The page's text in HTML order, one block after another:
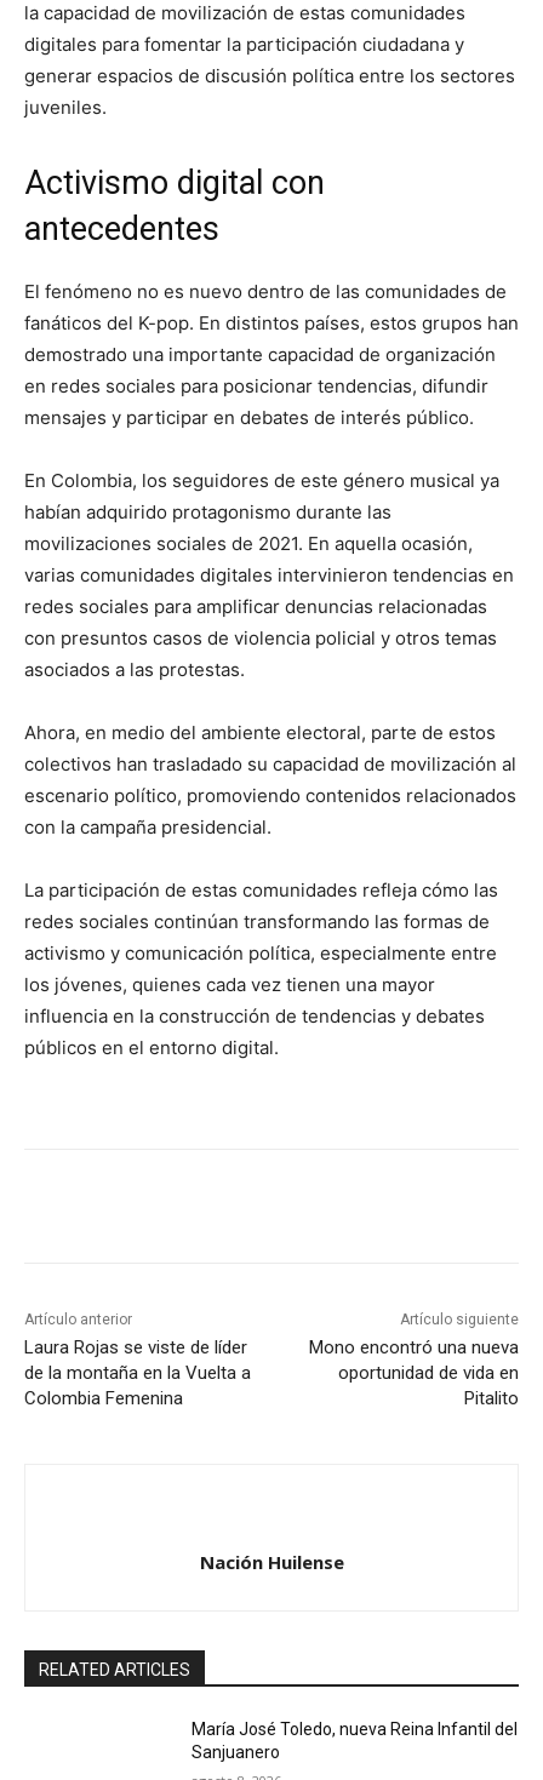
la capacidad de movilización de estas comunidades
digitales para fomentar la participación ciudadana y
generar espacios de discusión política entre los sectores
juveniles.
Activismo digital con
antecedentes
El fenómeno no es nuevo dentro de las comunidades de
fanáticos del K-pop. En distintos países, estos grupos han
demostrado una importante capacidad de organización
en redes sociales para posicionar tendencias, difundir
mensajes y participar en debates de interés público.
En Colombia, los seguidores de este género musical ya
habían adquirido protagonismo durante las
movilizaciones sociales de 2021. En aquella ocasión,
varias comunidades digitales intervinieron tendencias en
redes sociales para amplificar denuncias relacionadas
con presuntos casos de violencia policial y otros temas
asociados a las protestas.
Ahora, en medio del ambiente electoral, parte de estos
colectivos han trasladado su capacidad de movilización al
escenario político, promoviendo contenidos relacionados
con la campaña presidencial.
La participación de estas comunidades refleja cómo las
redes sociales continúan transformando las formas de
activismo y comunicación política, especialmente entre
los jóvenes, quienes cada vez tienen una mayor
influencia en la construcción de tendencias y debates
públicos en el entorno digital.
Artículo anterior
Laura Rojas se viste de líder
de la montaña en la Vuelta a
Colombia Femenina
Artículo siguiente
Mono encontró una nueva
oportunidad de vida en
Pitalito
Nación Huilense
RELATED ARTICLES
María José Toledo, nueva Reina Infantil del
Sanjuanero